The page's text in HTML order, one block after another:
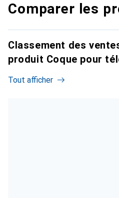
Comparer les
Classement des
produit Coque pour
Tout afficher